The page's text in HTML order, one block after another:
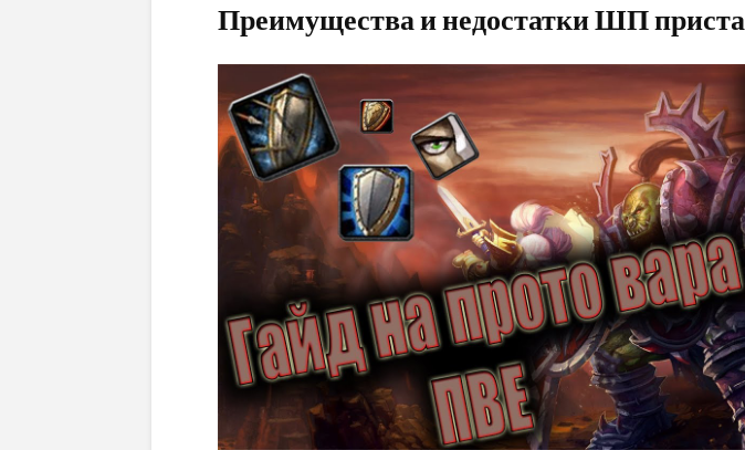
Преимущества и недостатки ШП приста